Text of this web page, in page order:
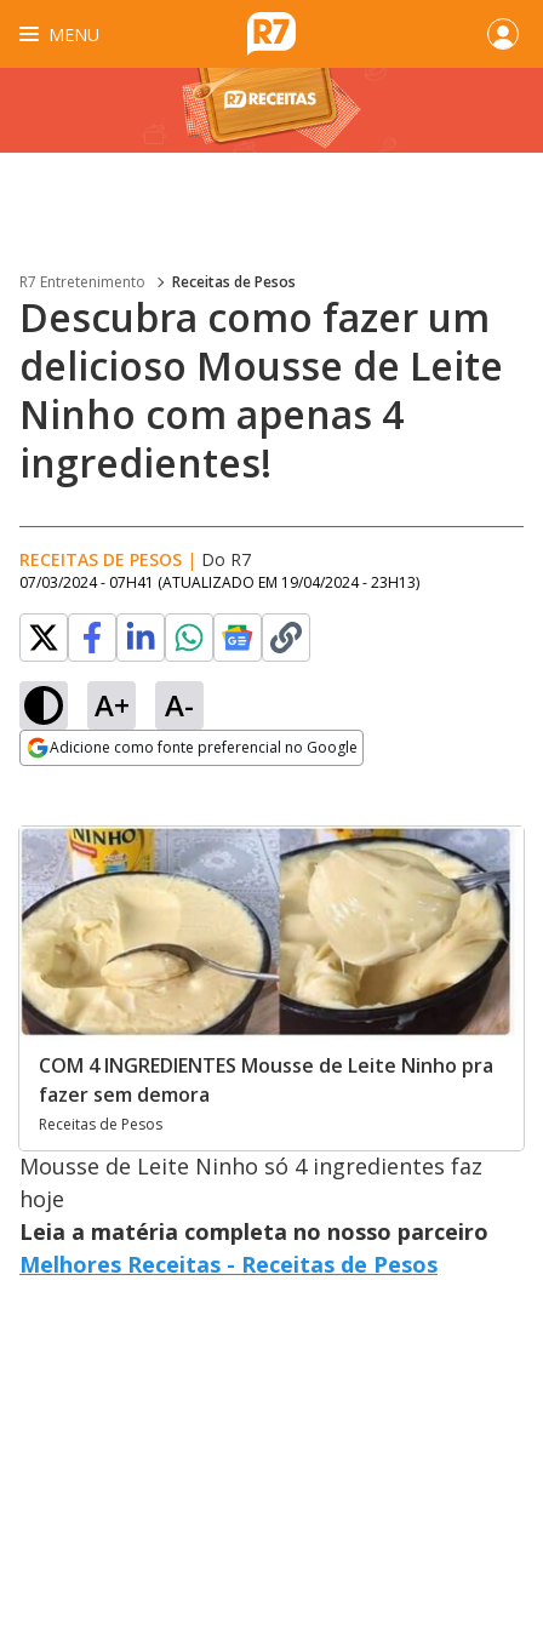
MENU
R7 Entretenimento Receitas de Pesos
Descubra como fazer um
delicioso Mousse de Leite
Ninho com apenas 4
ingredientes!
RECEITAS DE PESOS | Do R7
07/03/2024 - 07H41 (ATUALIZADO EM 19/04/2024 - 23H13)
A+ A-
Adicione como fonte preferencial no Google
COM 4 INGREDIENTES Mousse de Leite Ninho pra
fazer sem demora
Receitas de Pesos
Mousse de Leite Ninho só 4 ingredientes faz
hoje
Leia a matéria completa no nosso parceiro
Melhores Receitas - Receitas de Pesos